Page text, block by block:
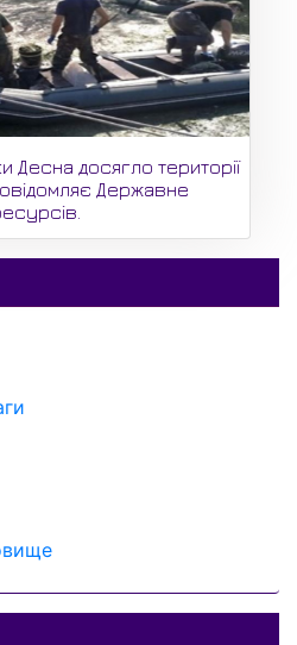
Десна досягло території
Державне